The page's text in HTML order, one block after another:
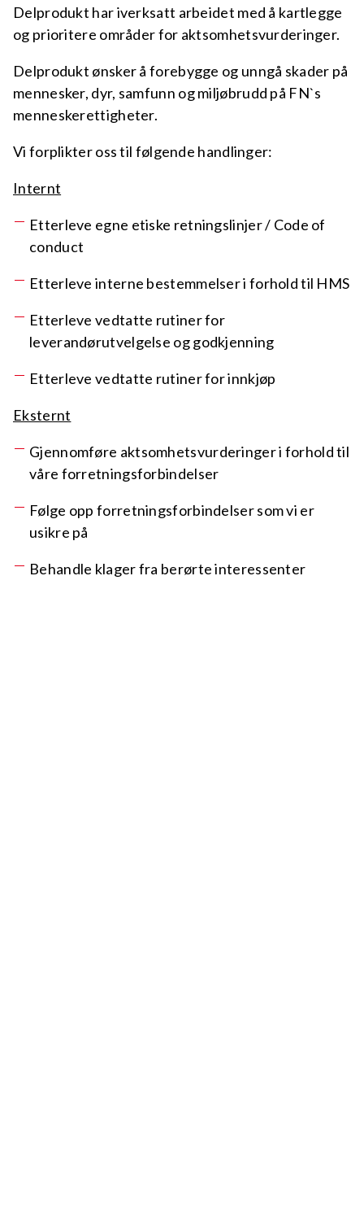
Delprodukt har iverksatt arbeidet med å kartlegge
og prioritere områder for aktsomhetsvurderinger.
Delprodukt ønsker å forebygge og unngå skader på
mennesker, dyr, samfunn og miljøbrudd på FN`s
menneskerettigheter.
Vi forplikter oss til følgende handlinger:
Internt
Etterleve egne etiske retningslinjer / Code of
conduct
Etterleve interne bestemmelser i forhold til HMS
Etterleve vedtatte rutiner for
leverandørutvelgelse og godkjenning
Etterleve vedtatte rutiner for innkjøp
Eksternt
Gjennomføre aktsomhetsvurderinger i forhold til
våre forretningsforbindelser
Følge opp forretningsforbindelser som vi er
usikre på
Behandle klager fra berørte interessenter